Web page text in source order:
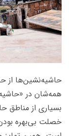
حاشیه‌نشین‌ها از
همه‌شان در
بسیاری از مناطق
خصلت بی‌بهره‌